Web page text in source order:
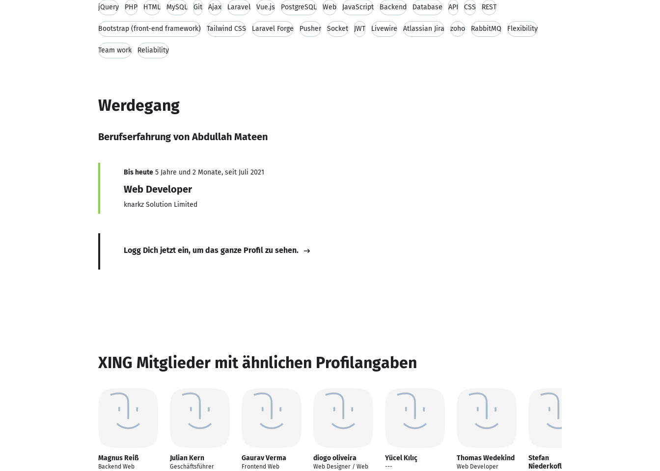
jQuery PHP HTML MySQL Git Ajax Laravel Vue.js PostgreSQL Web JavaScript Backend Database API CSS REST
Bootstrap (front-end framework) Tailwind CSS Laravel Forge Pusher Socket JWT Livewire Atlassian Jira zoho RabbitMQ Flexibility
Team work Reliability
Werdegang
Berufserfahrung von Abdullah Mateen
Bis heute 5 Jahre und 2 Monate, seit Juli 2021
Web Developer
knarkz Solution Limited
Logg Dich jetzt ein, um das ganze Profil zu sehen.
XING Mitglieder mit ähnlichen Profilangaben
Magnus Reiß
Backend Web
Julian Kern
Geschäftsführer
Gaurav Verma
Frontend Web
diogo oliveira
Web Designer / Web
Yücel Kılıç
---
Thomas Wedekind
Web Developer
Stefan
Niederkofler